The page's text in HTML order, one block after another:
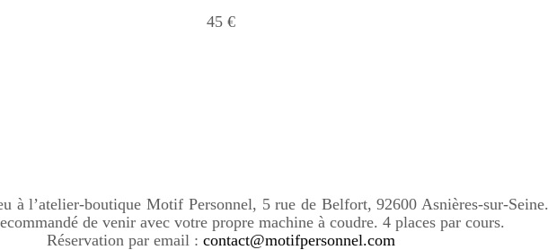
45 €
à l’atelier-boutique Motif Personnel, 5 rue de Belfort, 92600 Asnières-sur-Seine.
de venir avec votre propre machine à coudre. 4 places par cours.
Réservation par email : contact@motifpersonnel.com